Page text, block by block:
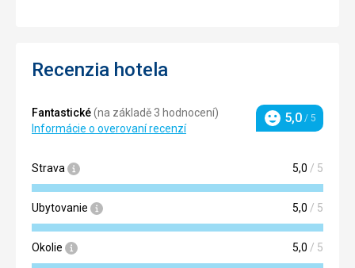
Recenzia hotela
Fantastické(na základě 3 hodnocení)
Informácie o overovaní recenzí
Hodnotenie
5,0 / 5
Strava 5,0 / 5
Ubytovanie 5,0 / 5
Okolie 5,0 / 5